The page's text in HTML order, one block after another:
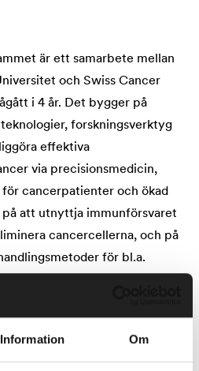
Information Om
är ett samarbete mellan
och Swiss Cancer
i 4 år. Det bygger på
forskningsverktyg
effektiva
via precisionsmedicin,
cancerpatienter och ökad
på att utnyttja immunförsvaret
cancercellerna, och på
för bl.a.
att snabba på möjligheterna
har gjort stora framsteg,